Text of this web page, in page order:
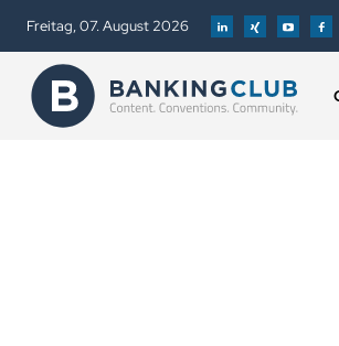
Freitag, 07. August 2026